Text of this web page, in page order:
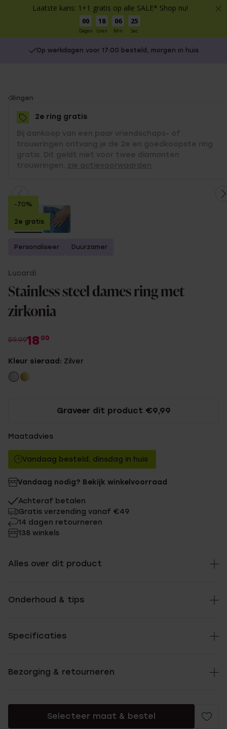
Laatste kans: 1+1 gratis op alle SALE* Shop nu!
00
Dagen
18
Uren
06
Min
25
Sec
Op werkdagen voor 17:00 besteld, morgen in huis
You
are
here:
Ringen
2e ring gratis
Bij aankoop van een paar vriendschaps- of
trouwringen ontvang je de 2e en goedkoopste ring
gratis. Dit geldt niet voor twee diamanten
trouwringen, zie actievoorwaarden
-70%
2e gratis
Personaliseer Duurzamer
Lucardi
Stainless steel dames ring met
zirkonia
59.9918 00
Kleur sieraad: Zilver
Graveer dit product €9,99
Maatadvies
Vandaag besteld, dinsdag in huis
Vandaag nodig? Bekijk winkelvoorraad
Achteraf betalen
Gratis verzending vanaf €49
14 dagen retourneren
138 winkels
Alles over dit product
Onderhoud & tips
Specificaties
Bezorging & retourneren
Selecteer maat & bestel